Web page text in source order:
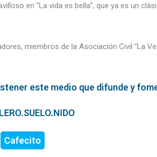
en “La vida es bella”, que ya es un
miembros de la Asociación Civil “La
este medio que difunde y
Cafecito